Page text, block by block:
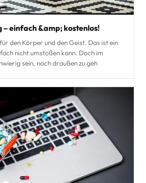
– einfach &amp; kostenlos!
den Körper und den Geist. Das ist ein
nicht umstoßen kann. Doch im
sein, nach draußen zu geh